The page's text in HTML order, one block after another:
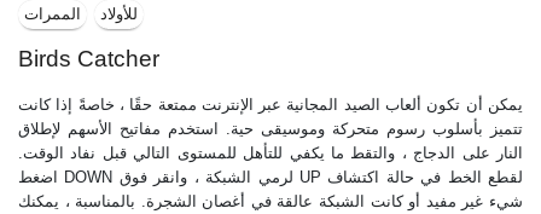
الممرات للأولاد
Birds Catcher
يمكن أن تكون ألعاب الصيد المجانية عبر الإنترنت ممتعة حقًا ، خاصةً إذا كانت
تتميز بأسلوب رسوم متحركة وموسيقى حية. استخدم مفاتيح الأسهم لإطلاق
النار على الدجاج ، والتقط ما يكفي للتأهل للمستوى التالي قبل نفاد الوقت.
اضغط DOWN لرمي الشبكة ، وانقر فوق UP لقطع الخط في حالة اكتشاف
شيء غير مفيد أو كانت الشبكة عالقة في أغصان الشجرة. بالمناسبة ، يمكنك